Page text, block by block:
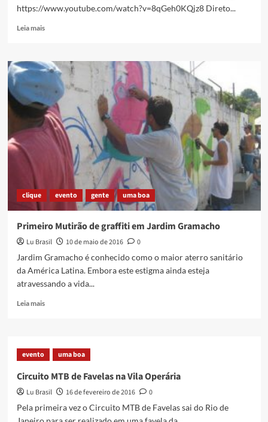
https://www.youtube.com/watch?v=8qGeh0KQjz8 Direto...
Leia maisRead
Processo
da
tela
Favela
sangra,
mas
não
morre
clique evento gente uma boa
Primeiro Mutirão de graffiti em Jardim Gramacho
Lu Brasil 10 de maio de 2016
0
Jardim Gramacho é conhecido como o maior aterro sanitário
da América Latina. Embora este estigma ainda esteja
atravessando a vida...
Leia maisRead
Mutirão
de
em
Jardim
Gramacho
evento uma boa
Circuito MTB de Favelas na Vila Operária
Lu Brasil 16 de fevereiro de 2016
0
Pela primeira vez o Circuito MTB de Favelas sai do Rio de